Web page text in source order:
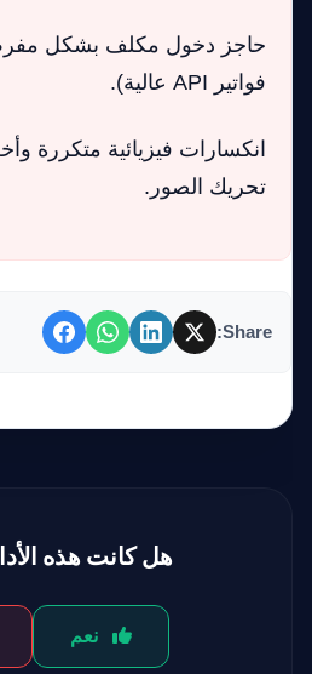
فواتير API عالية).
انكسارات فيزيائية متكررة
تحريك الصور.
Share:
هل كانت هذه
نعم